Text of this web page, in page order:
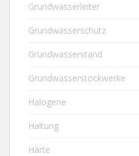
Grundwasserleiter
Grundwasserschutz
Grundwasserstand
Grundwasserstockwerke
Halogene
Haltung
Härte